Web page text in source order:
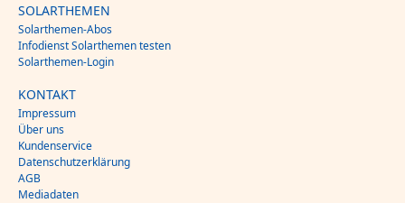
SOLARTHEMEN
Solarthemen-Abos
Infodienst Solarthemen testen
Solarthemen-Login
KONTAKT
Impressum
Über uns
Kundenservice
Datenschutzerklärung
AGB
Mediadaten